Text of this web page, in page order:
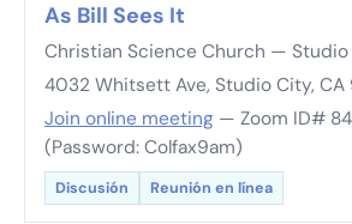
As Bill Sees It
Christian Science Church —
4032 Whitsett Ave, Studio City, CA
Join online meeting — Zoom ID#
(Password: Colfax9am)
Discusión Reunión en línea